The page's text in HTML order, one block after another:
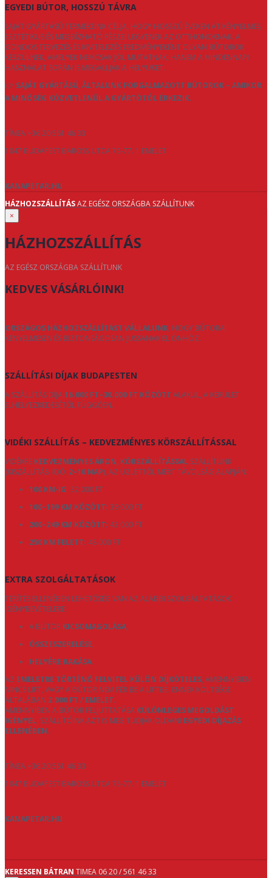
EGYEDI BÚTOR, HOSSZÚ TÁVRA
SAJÁT GYÁRTÁSÚ TERMÉKEINK CÉLJA, HOGY HOSSZÚ ÉVEKEN ÁT KÉNYELMES,
ESZTÉTIKUS ÉS MEGBÍZHATÓ RÉSZEI LEGYENEK AZ OTTHONOKNAK. A
GONDOS TERVEZÉS ÉS KIVITELEZÉS EREDMÉNYEKÉNT OLYAN BÚTOROK
KÉSZÜLNEK, AMELYEK NEMCSAK JÓL MUTATNAK, HANEM A MINDENNAPI
HASZNÁLAT SORÁN IS MEGÁLLJÁK A HELYÜKET.
👉 SAJÁT GYÁRTÁSÚ, ÁLTALUNK FORGALMAZOTT BÚTOROK – AMIKOR
A MINŐSÉG KÖZVETLENÜL A GYÁRTÓTÓL ÉRKEZIK.
TÍMEA +36 20 561 46 33
1047 BUDAPEST BAROSS UTCA 75-77. 1 EMELET
KANAPETAR.HU
HÁZHOZSZÁLLÍTÁSAZ EGÉSZ ORSZÁGBA SZÁLLÍTUNK
×
HÁZHOZSZÁLLÍTÁS
AZ EGÉSZ ORSZÁGBA SZÁLLÍTUNK
KEDVES VÁSÁRLÓINK!
ORSZÁGOS HÁZHOZSZÁLLÍTÁST VÁLLALUNK, HOGY BÚTORAI
KÉNYELMESEN ÉS BIZTONSÁGOSAN JUSSANAK EL ÖNHÖZ.
SZÁLLÍTÁSI DÍJAK BUDAPESTEN
A SZÁLLÍTÁS DÍJA16.000 FT–30.000 FT KÖZÖTT ALAKUL, A KERÜLET
ELHELYEZKEDÉSÉTŐL FÜGGŐEN.
VIDÉKI SZÁLLÍTÁS – KEDVEZMÉNYES KÖRSZÁLLÍTÁSSAL
VIDÉKRE KEDVEZMÉNYES ÁRON, KÖRSZÁLLÍTÁSSAL SZÁLLÍTUNK
(KISZÁLLÍTÁSI IDŐ: 2–10 NAP), AZ ÜZLETTŐL MÉRT TÁVOLSÁG ALAPJÁN:
100 KM-IG: 32.000 FT
100–199 KM KÖZÖTT: 39.000 FT
200–249 KM KÖZÖTT: 43.000 FT
250 KM FELETT: 48.000 FT
EXTRA SZOLGÁLTATÁSOK
TÉRÍTÉS ELLENÉBEN LEHETŐSÉG VAN AZ ALÁBBI SZOLGÁLTATÁSOK
IGÉNYBEVÉTELÉRE:
A BÚTOR KICSOMAGOLÁSA,
ÖSSZESZERELÉSE,
HELYÉRE RAKÁSA.
AZ EMELETRE TÖRTÉNŐ FELVITEL KÜLÖN DÍJKÖTELES, AMENNYIBEN
NINCS LIFT, VAGY A BÚTOR NEM FÉR BE A LIFTBE. ENNEK KÖLTSÉGE
ÁLTALÁBAN 2.000 FT / EMELET.
AMENNYIBEN A BÚTOR FELJUTTATÁSA KÜLÖNLEGES MEGOLDÁST
IGÉNYEL, SZÁLLÍTÓINK AZT IS MEG TUDJÁK OLDANI EGYEDI DÍJAZÁS
ELLENÉBEN.
TÍMEA +36 20 561 46 33
1047 BUDAPEST BAROSS UTCA 75-77. 1 EMELET
KANAPETAR.HU
KERESSEN BÁTRAN TIMEA 06 20 / 561 46 33